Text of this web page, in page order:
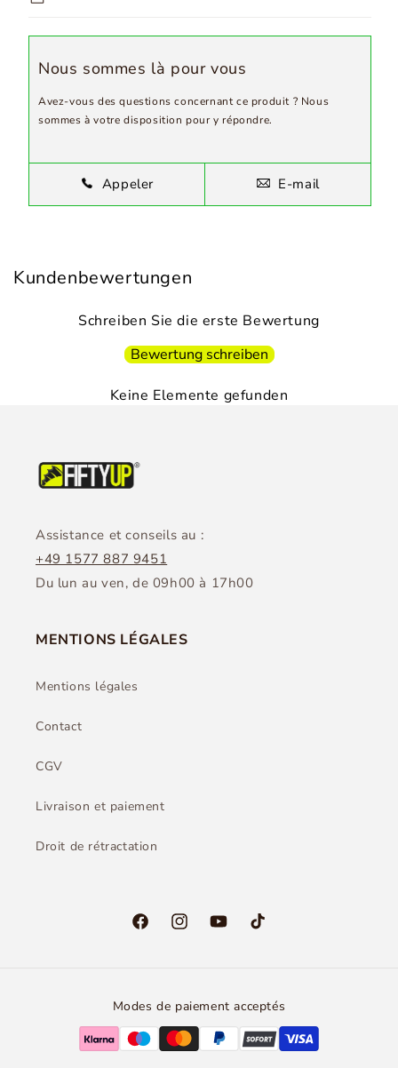
Nous sommes là pour vous
Avez-vous des questions concernant ce produit ? Nous
sommes à votre disposition pour y répondre.
Appeler E-mail
Kundenbewertungen
Schreiben Sie die erste Bewertung
Bewertung schreiben
Keine Elemente gefunden
Assistance et conseils au :
+49 1577 887 9451
Du lun au ven, de 09h00 à 17h00
MENTIONS LÉGALES
Mentions légales
Contact
CGV
Livraison et paiement
Droit de rétractation
FacebookInstagramYouTubeTikTok
Modes de paiement acceptés